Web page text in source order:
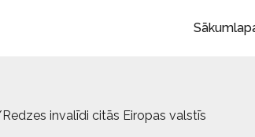
Redzes invalīdi citās Eiropas valstīs